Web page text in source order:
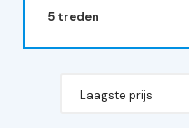
5 treden
Laagste prijs